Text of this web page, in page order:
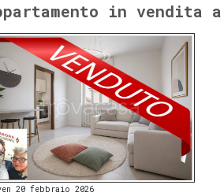
in vendita
20 febbraio 2026